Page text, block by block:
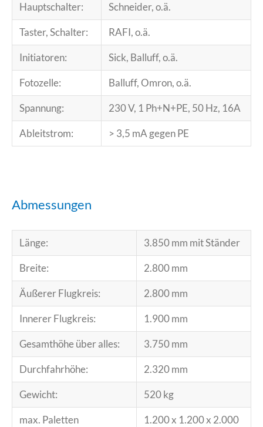
Hauptschalter: Schneider, o.ä.
Taster, Schalter: RAFI, o.ä.
Initiatoren: Sick, Balluff, o.ä.
Fotozelle: Balluff, Omron, o.ä.
Spannung: 230 V, 1 Ph+N+PE, 50 Hz, 16A
Ableitstrom: > 3,5 mA gegen PE
Abmessungen
Länge: 3.850 mm mit Ständer
Breite: 2.800 mm
Äußerer Flugkreis: 2.800 mm
Innerer Flugkreis: 1.900 mm
Gesamthöhe über alles: 3.750 mm
Durchfahrhöhe: 2.320 mm
Gewicht: 520 kg
max. Paletten
1.200 x 1.200 x 2.000